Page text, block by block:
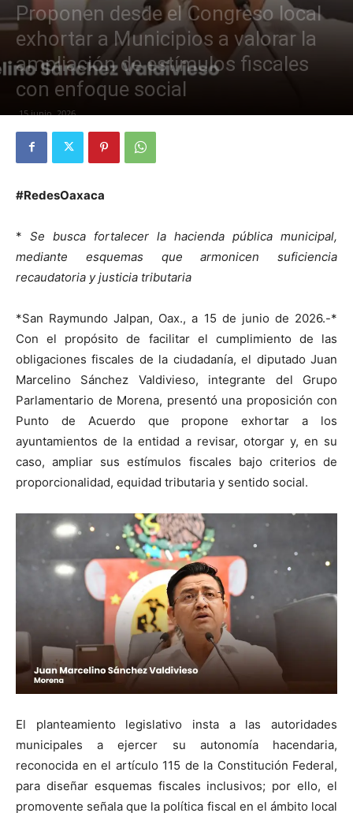
Proponen desde el Congreso local
exhortar a Municipios a valorar la
ampliación de estímulos fiscales
con enfoque social
15 junio, 2026
#RedesOaxaca
* Se busca fortalecer la hacienda pública municipal,
mediante esquemas que armonicen suficiencia
recaudatoria y justicia tributaria
*San Raymundo Jalpan, Oax., a 15 de junio de 2026.-*
Con el propósito de facilitar el cumplimiento de las
obligaciones fiscales de la ciudadanía, el diputado Juan
Marcelino Sánchez Valdivieso, integrante del Grupo
Parlamentario de Morena, presentó una proposición con
Punto de Acuerdo que propone exhortar a los
ayuntamientos de la entidad a revisar, otorgar y, en su
caso, ampliar sus estímulos fiscales bajo criterios de
proporcionalidad, equidad tributaria y sentido social.
El planteamiento legislativo insta a las autoridades
municipales a ejercer su autonomía hacendaria,
reconocida en el artículo 115 de la Constitución Federal,
para diseñar esquemas fiscales inclusivos; por ello, el
promovente señala que la política fiscal en el ámbito local